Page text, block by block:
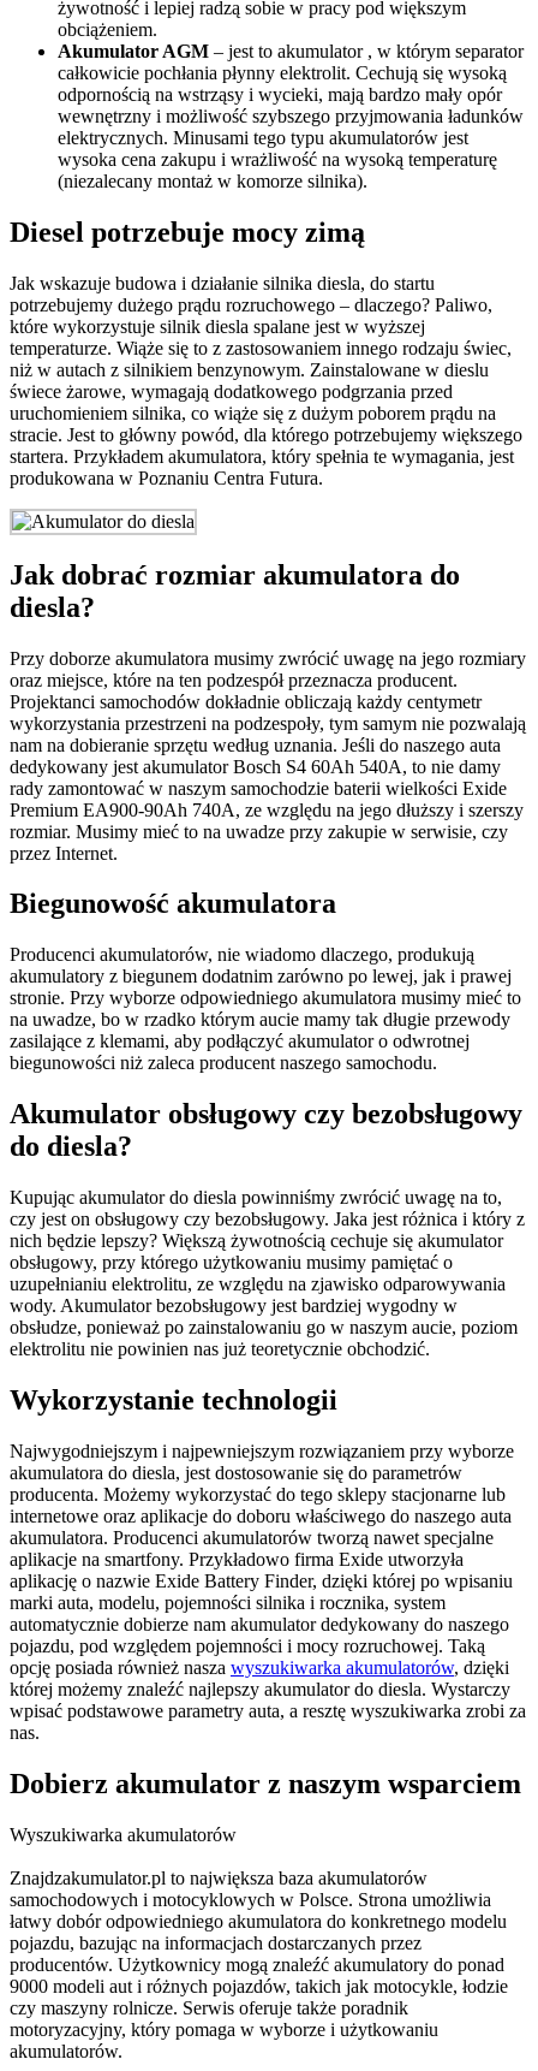
żywotność i lepiej radzą sobie w pracy pod większym
obciążeniem.
Akumulator AGM – jest to akumulator , w którym separator
całkowicie pochłania płynny elektrolit. Cechują się wysoką
odpornością na wstrząsy i wycieki, mają bardzo mały opór
wewnętrzny i możliwość szybszego przyjmowania ładunków
elektrycznych. Minusami tego typu akumulatorów jest
wysoka cena zakupu i wrażliwość na wysoką temperaturę
(niezalecany montaż w komorze silnika).
Diesel potrzebuje mocy zimą
Jak wskazuje budowa i działanie silnika diesla, do startu
potrzebujemy dużego prądu rozruchowego – dlaczego? Paliwo,
które wykorzystuje silnik diesla spalane jest w wyższej
temperaturze. Wiąże się to z zastosowaniem innego rodzaju świec,
niż w autach z silnikiem benzynowym. Zainstalowane w dieslu
świece żarowe, wymagają dodatkowego podgrzania przed
uruchomieniem silnika, co wiąże się z dużym poborem prądu na
stracie. Jest to główny powód, dla którego potrzebujemy większego
startera. Przykładem akumulatora, który spełnia te wymagania, jest
produkowana w Poznaniu Centra Futura.
Jak dobrać rozmiar akumulatora do
diesla?
Przy doborze akumulatora musimy zwrócić uwagę na jego rozmiary
oraz miejsce, które na ten podzespół przeznacza producent.
Projektanci samochodów dokładnie obliczają każdy centymetr
wykorzystania przestrzeni na podzespoły, tym samym nie pozwalają
nam na dobieranie sprzętu według uznania. Jeśli do naszego auta
dedykowany jest akumulator Bosch S4 60Ah 540A, to nie damy
rady zamontować w naszym samochodzie baterii wielkości Exide
Premium EA900-90Ah 740A, ze względu na jego dłuższy i szerszy
rozmiar. Musimy mieć to na uwadze przy zakupie w serwisie, czy
przez Internet.
Biegunowość akumulatora
Producenci akumulatorów, nie wiadomo dlaczego, produkują
akumulatory z biegunem dodatnim zarówno po lewej, jak i prawej
stronie. Przy wyborze odpowiedniego akumulatora musimy mieć to
na uwadze, bo w rzadko którym aucie mamy tak długie przewody
zasilające z klemami, aby podłączyć akumulator o odwrotnej
biegunowości niż zaleca producent naszego samochodu.
Akumulator obsługowy czy bezobsługowy
do diesla?
Kupując akumulator do diesla powinniśmy zwrócić uwagę na to,
czy jest on obsługowy czy bezobsługowy. Jaka jest różnica i który z
nich będzie lepszy? Większą żywotnością cechuje się akumulator
obsługowy, przy którego użytkowaniu musimy pamiętać o
uzupełnianiu elektrolitu, ze względu na zjawisko odparowywania
wody. Akumulator bezobsługowy jest bardziej wygodny w
obsłudze, ponieważ po zainstalowaniu go w naszym aucie, poziom
elektrolitu nie powinien nas już teoretycznie obchodzić.
Wykorzystanie technologii
Najwygodniejszym i najpewniejszym rozwiązaniem przy wyborze
akumulatora do diesla, jest dostosowanie się do parametrów
producenta. Możemy wykorzystać do tego sklepy stacjonarne lub
internetowe oraz aplikacje do doboru właściwego do naszego auta
akumulatora. Producenci akumulatorów tworzą nawet specjalne
aplikacje na smartfony. Przykładowo firma Exide utworzyła
aplikację o nazwie Exide Battery Finder, dzięki której po wpisaniu
marki auta, modelu, pojemności silnika i rocznika, system
automatycznie dobierze nam akumulator dedykowany do naszego
pojazdu, pod względem pojemności i mocy rozruchowej. Taką
opcję posiada również nasza wyszukiwarka akumulatorów, dzięki
której możemy znaleźć najlepszy akumulator do diesla. Wystarczy
wpisać podstawowe parametry auta, a resztę wyszukiwarka zrobi za
nas.
Dobierz akumulator z naszym wsparciem
Wyszukiwarka akumulatorów
Znajdzakumulator.pl to największa baza akumulatorów
samochodowych i motocyklowych w Polsce. Strona umożliwia
łatwy dobór odpowiedniego akumulatora do konkretnego modelu
pojazdu, bazując na informacjach dostarczanych przez
producentów. Użytkownicy mogą znaleźć akumulatory do ponad
9000 modeli aut i różnych pojazdów, takich jak motocykle, łodzie
czy maszyny rolnicze. Serwis oferuje także poradnik
motoryzacyjny, który pomaga w wyborze i użytkowaniu
akumulatorów.